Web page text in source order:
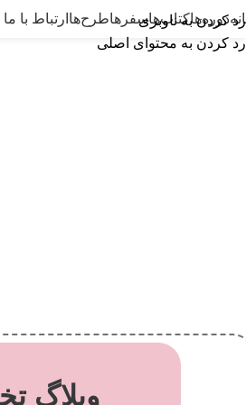
رد کردن به ناوبری
رد کردن به محتوای اصلی
دوره‌هاکتاب‌هاسفرهاطرح‌ها ارتباط با ما
وبلاگ